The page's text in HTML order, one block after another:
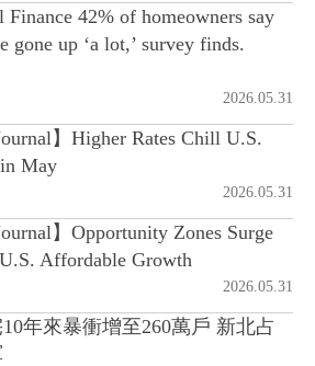
房地產年鑑
相關連結
訂閱電子報
Finance 42% of homeowners say
gone up ‘a lot,’ survey finds.
2026.05.31
】Higher Rates Chill U.S.
May
2026.05.31
】Opportunity Zones Surge
Affordable Growth
2026.05.31
10年來暴衝增至260萬戶 新北占